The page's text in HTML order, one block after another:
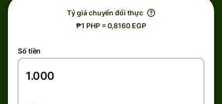
Tỷ giá chuyển đổi thực
₱1 PHP = 0,8160 EGP
Số tiền